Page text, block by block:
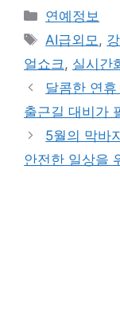
Categories
연예정보
Tags
AI급외모 ,
얼쇼크 , 실시간
달콤한 연휴
출근길 대비가
5월의 막바
안전한 일상을